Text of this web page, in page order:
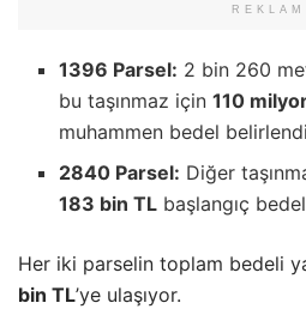
REKLAM
1396 Parsel: 2 bin 260
bu taşınmaz için110
muhammen bedel
2840 Parsel: Diğer
183 bin TL başlangıç
Her iki parselin toplam bedeli
bin TL’ye ulaşıyor.